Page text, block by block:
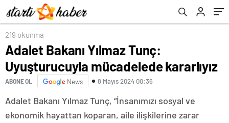
219 okunma
Adalet Bakanı Yılmaz Tunç:
Uyuşturucuyla mücadelede kararlıyız
ABONE OL News 8 Mayıs 2024 00:36
Adalet Bakanı Yılmaz Tunç, “İnsanımızı sosyal ve
ekonomik hayattan koparan, aile ilişkilerine zarar